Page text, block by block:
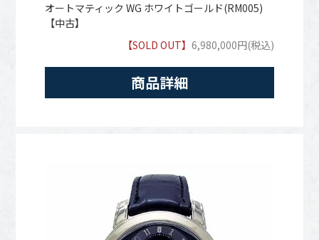
オートマティック WG ホワイトゴールド(RM005)
【中古】
【SOLD OUT】6,980,000円(税込)
商品詳細